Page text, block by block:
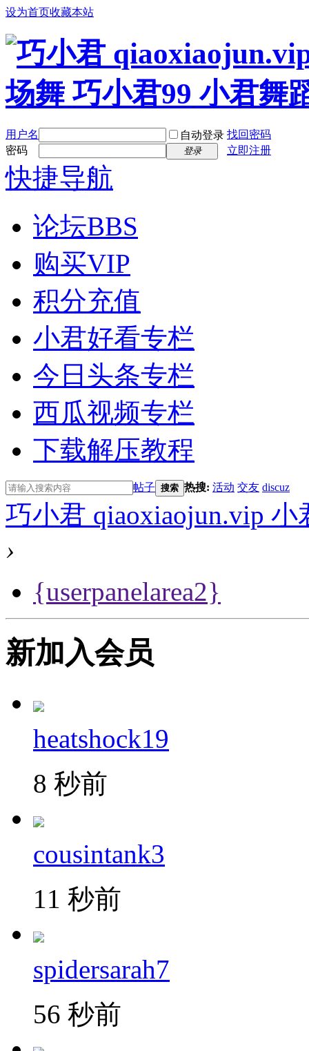
设为首页收藏本站
用户名 自动登录 找回密码
密码
登录 立即注册
快捷导航
论坛BBS
购买VIP
积分充值
小君好看专栏
今日头条专栏
西瓜视频专栏
下载解压教程
帖子 搜索 热搜: 活动 交友 discuz
巧小君 qiaoxiaojun.vip
›
{userpanelarea2}
新加入会员
heatshock19
8 秒前
cousintank3
11 秒前
spidersarah7
56 秒前